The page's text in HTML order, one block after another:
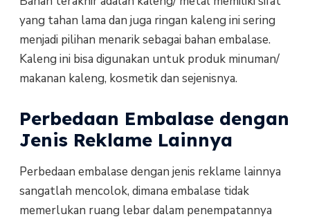
yang tahan lama dan juga ringan kaleng ini sering
menjadi pilihan menarik sebagai bahan embalase.
Kaleng ini bisa digunakan untuk produk minuman/
makanan kaleng, kosmetik dan sejenisnya.
Perbedaan Embalase dengan
Jenis Reklame Lainnya
Perbedaan embalase dengan jenis reklame lainnya
sangatlah mencolok, dimana embalase tidak
memerlukan ruang lebar dalam penempatannya